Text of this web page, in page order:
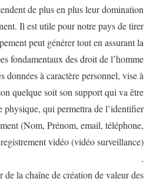
de plus en plus leur domination
Il est utile pour notre pays de tirer
peut générer tout en assurant la
fondamentaux des droit de l’homme.
données à caractère personnel, vise à
quelque soit son support qui va être
physique, qui permettra de l’identifier
(Nom, Prénom, email, téléphone,
vidéo (vidéo surveillance)
.
la chaîne de création de valeur des